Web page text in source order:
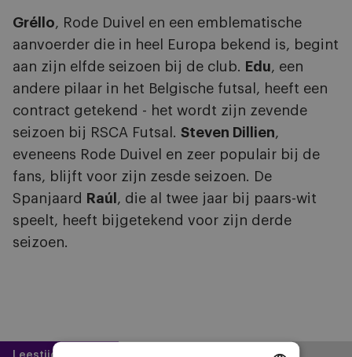
Gréllo, Rode Duivel en een emblematische
aanvoerder die in heel Europa bekend is, begint
aan zijn elfde seizoen bij de club. Edu, een
andere pilaar in het Belgische futsal, heeft een
contract getekend - het wordt zijn zevende
seizoen bij RSCA Futsal. Steven Dillien,
eveneens Rode Duivel en zeer populair bij de
fans, blijft voor zijn zesde seizoen. De
Spanjaard
Raúl , die al twee jaar bij paars-wit
speelt, heeft bijgetekend voor zijn derde
seizoen.